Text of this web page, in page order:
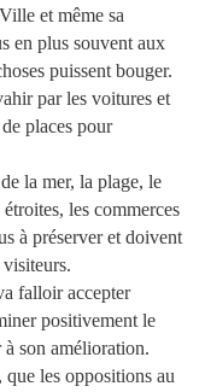
et même sa
en plus souvent aux
puissent bouger.
par les voitures et
places pour
la mer, la plage, le
les commerces
à préserver et doivent
visiteurs.
falloir accepter
positivement le
son amélioration.
les oppositions au